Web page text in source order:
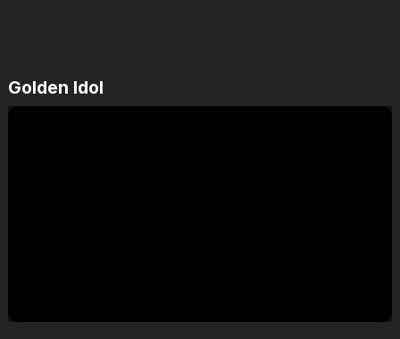
Golden Idol